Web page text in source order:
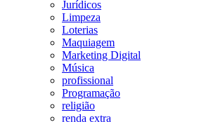
Jurídicos
Limpeza
Loterias
Maquiagem
Marketing Digital
Música
profissional
Programação
religião
renda extra